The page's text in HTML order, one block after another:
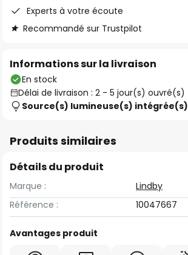
Experts à votre écoute
Recommandé sur Trustpilot
Informations sur la livraison
En stock
Délai de livraison : 2 - 5 jour(s) ouvré(s)
Source(s) lumineuse(s) intégrée(s)
Produits similaires
Détails du produit
Marque :
Lindby
Référence :
10047667
Avantages produit